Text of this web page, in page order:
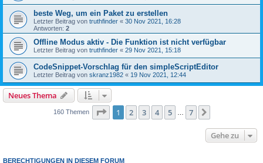
beste Weg, um ein Paket zu erstellen
Letzter Beitrag von truthfinder « 30 Nov 2021, 16:28
Antworten: 2
Offline Modus aktiv - Die Funktion ist nicht verfügbar
Letzter Beitrag von truthfinder « 29 Nov 2021, 15:18
CodeSnippet-Vorschlag für den simpleScriptEditor
Letzter Beitrag von skranz1982 « 19 Nov 2021, 12:44
Neues Thema
160 Themen Seite 1von
1 2 3 4 5 7
Gehe zu
BERECHTIGUNGEN IN DIESEM FORUM